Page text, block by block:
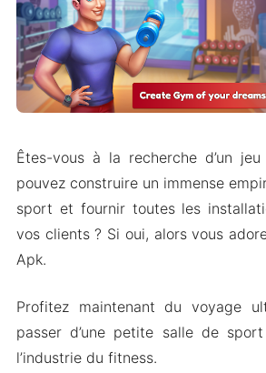
Êtes-vous à la recherche d’un
pouvez construire un immense
sport et fournir toutes les
vos clients ? Si oui, alors vous
Apk.
Profitez maintenant du voyage
passer d’une petite salle de
l’industrie du fitness.